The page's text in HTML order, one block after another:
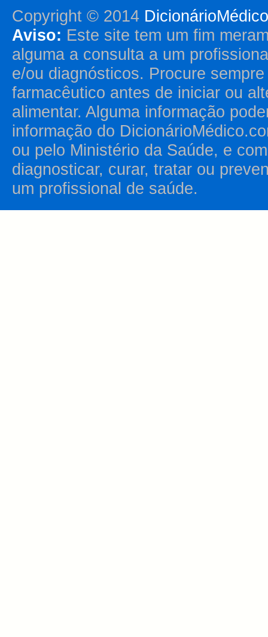
Copyright © 2014
Aviso: Este site tem um fim
alguma a consulta a um
e/ou diagnósticos. Procure
farmacêutico antes de iniciar ou
alimentar. Alguma informação
informação do
ou pelo Ministério da Saúde, e
diagnosticar, curar, tratar ou
um profissional de saúde.